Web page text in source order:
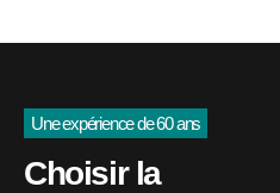
Une expérience de 60 ans
Choisir la